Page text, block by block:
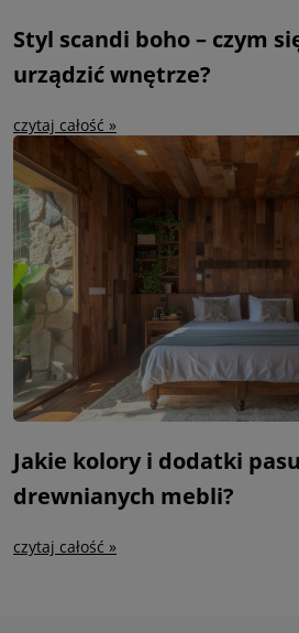
Styl scandi boho – czym
urządzić wnętrze?
czytaj całość »
Jakie kolory i dodatki
drewnianych mebli?
czytaj całość »